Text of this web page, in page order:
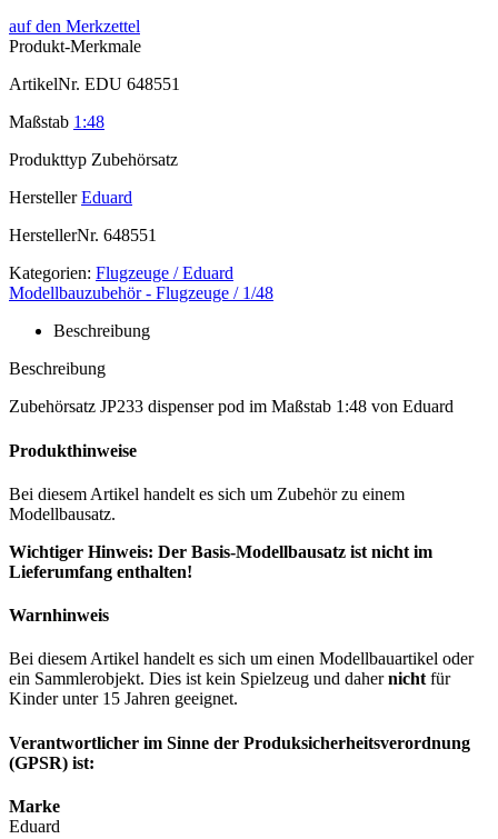
auf den Merkzettel
Produkt-Merkmale
ArtikelNr. EDU 648551
Maßstab 1:48
Produkttyp Zubehörsatz
Hersteller Eduard
HerstellerNr. 648551
Kategorien: Flugzeuge / Eduard
Modellbauzubehör - Flugzeuge / 1/48
Beschreibung
Beschreibung
Zubehörsatz JP233 dispenser pod im Maßstab 1:48 von Eduard
Produkthinweise
Bei diesem Artikel handelt es sich um Zubehör zu einem
Modellbausatz.
Wichtiger Hinweis: Der Basis-Modellbausatz ist nicht im
Lieferumfang enthalten!
Warnhinweis
Bei diesem Artikel handelt es sich um einen Modellbauartikel oder
ein Sammlerobjekt. Dies ist kein Spielzeug und dahernicht für
Kinder unter 15 Jahren geeignet.
Verantwortlicher im Sinne der Produksicherheitsverordnung
(GPSR) ist:
Marke
Eduard